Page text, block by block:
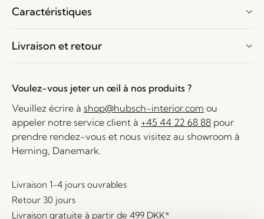
Caractéristiques
Livraison et retour
Voulez-vous jeter un œil à nos produits ?
Veuillez écrire à shop@hubsch-interior.com ou
appeler notre service client à +45 44 22 68 88 pour
prendre rendez-vous et nous visitez au showroom à
Herning, Danemark.
Livraison 1-4 jours ouvrables
Retour 30 jours
Livraison gratuite à partir de 499 DKK*